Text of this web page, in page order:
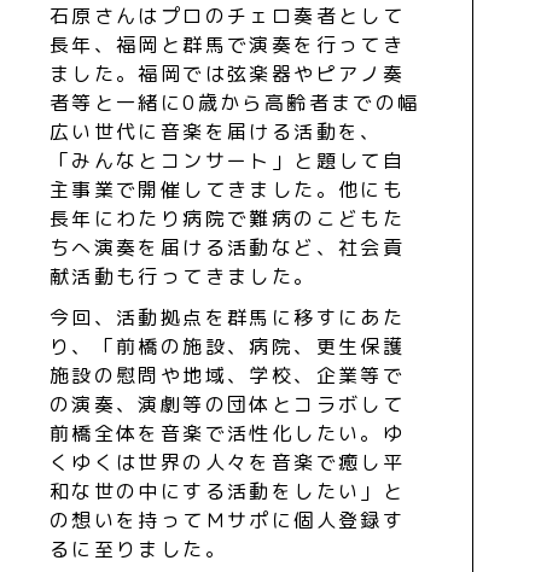
石原さんはプロのチェロ奏者として
長年、福岡と群馬で演奏を行ってき
ました。福岡では弦楽器やピアノ奏
者等と一緒に0歳から高齢者までの幅
広い世代に音楽を届ける活動を、
「みんなとコンサート」と題して自
主事業で開催してきました。他にも
長年にわたり病院で難病のこどもた
ちへ演奏を届ける活動など、社会貢
献活動も行ってきました。
今回、活動拠点を群馬に移すにあた
り、「前橋の施設、病院、更生保護
施設の慰問や地域、学校、企業等で
の演奏、演劇等の団体とコラボして
前橋全体を音楽で活性化したい。ゆ
くゆくは世界の人々を音楽で癒し平
和な世の中にする活動をしたい」と
の想いを持ってＭサポに個人登録す
るに至りました。